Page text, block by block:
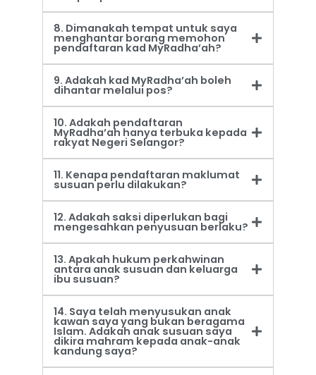
8. Dimanakah tempat untuk saya
menghantar borang memohon
pendaftaran kad MyRadha’ah?
9. Adakah kad MyRadha’ah boleh
dihantar melalui pos?
10. Adakah pendaftaran
MyRadha’ah hanya terbuka kepada
rakyat Negeri Selangor?
11. Kenapa pendaftaran maklumat
susuan perlu dilakukan?
12. Adakah saksi diperlukan bagi
mengesahkan penyusuan berlaku?
13. Apakah hukum perkahwinan
antara anak susuan dan keluarga
ibu susuan?
14. Saya telah menyusukan anak
kawan saya yang bukan beragama
Islam. Adakah anak susuan saya
dikira mahram kepada anak-anak
kandung saya?